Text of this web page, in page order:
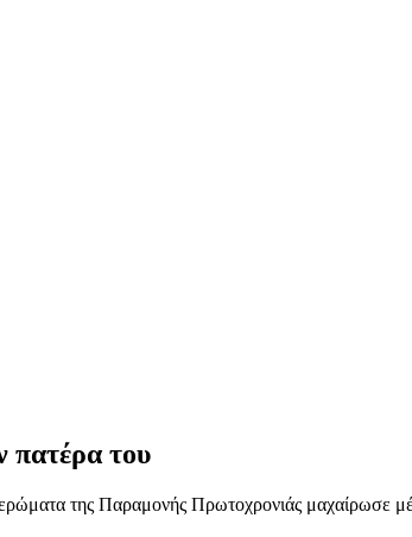
πατέρα του
της Παραμονής Πρωτοχρονιάς μαχαίρωσε